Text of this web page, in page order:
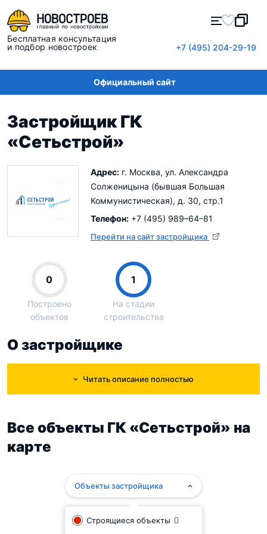
Бесплатная консультация
и подбор новостроек
+7 (495) 204-29-19
Официальный сайт
Застройщик ГК
«Сетьстрой»
Адрес: г. Москва, ул. Александра
Солженицына (бывшая Большая
Коммунистическая), д. 30, стр.1
Телефон: +7 (495) 989–64–81
Перейти на сайт застройщика
0
Построено
объектов
1
На стадии
строительства
О застройщике
году. С самого начала своей деятельности она
В состав ГК «Сетьстрой» входит несколько предприятий,
каждое из которых играет важную роль в процессе
Компания гордится тем, что её специалисты успешно
решают нестандартные задачи и возникающие в
процессе работы трудности. Сегодня «Сетьстрой»
Читать описание полностью
Все объекты ГК «Сетьстрой» на
карте
Объекты застройщика
Строящиеся объекты